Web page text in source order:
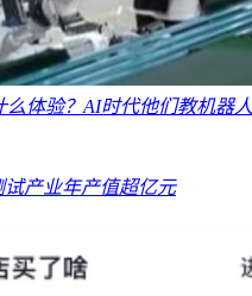
体验？AI时代他们教机器
产业年产值超亿元